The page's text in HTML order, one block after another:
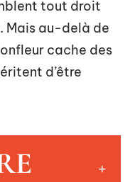
tout droit
Mais au-delà de
cache des
d’être